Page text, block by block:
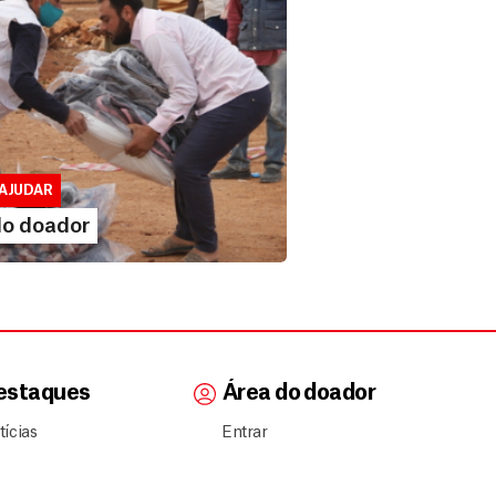
doador
para doadores de MSF....
MAIS
doador
Área do doador
Entrar